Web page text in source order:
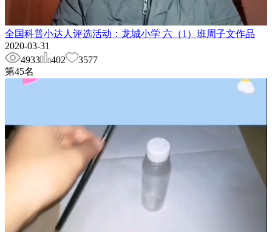
全国科普小达人评选活动：龙城小学 六（1）班周子文作品
2020-03-31
4933
402
3577
第45名